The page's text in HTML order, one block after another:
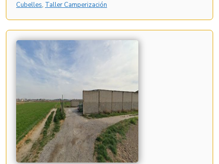
Cubelles, Taller Camperización